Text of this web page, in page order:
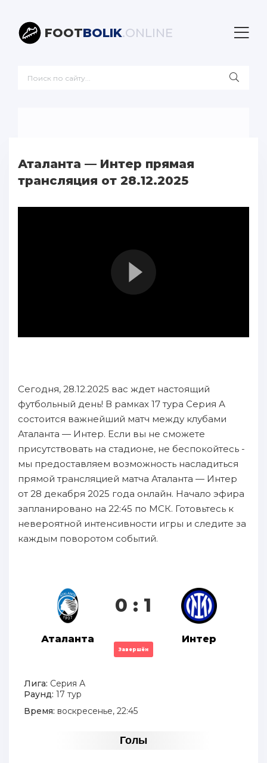
FOOTBOLIK.ONLINE
Аталанта — Интер прямая
трансляция от 28.12.2025
Сегодня, 28.12.2025 вас ждет настоящий
футбольный день! В рамках 17 тура Серия А
состоится важнейший матч между клубами
Аталанта — Интер. Если вы не сможете
присутствовать на стадионе, не беспокойтесь -
мы предоставляем возможность насладиться
прямой трансляцией матча Аталанта — Интер
от 28 декабря 2025 года онлайн. Начало эфира
запланировано на 22:45 по МСК. Готовьтесь к
невероятной интенсивности игры и следите за
каждым поворотом событий.
Аталанта
0 : 1
Завершён
Интер
Лига: Серия А
Раунд: 17 тур
Время: воскресенье, 22:45
Голы